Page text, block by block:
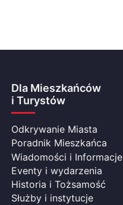
Dla Mieszkańców
i Turystów
Odkrywanie Miasta
Poradnik Mieszkańca
Wiadomości i Informacje
Eventy i wydarzenia
Historia i Tożsamość
Służby i instytucje